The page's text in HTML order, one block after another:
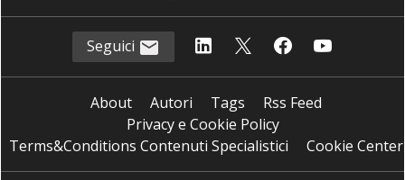
Seguici
About Autori Tags
Rss Feed
Privacy e Cookie Policy
Terms&Conditions Contenuti Specialistici
Cookie Center